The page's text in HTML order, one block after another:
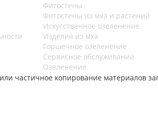
Фитостены
Фитостены из мха и растений
Искусственное озеленение
Изделия из мха
Горшечное озеленение
Сервисное обслуживание
Озеленение
частичное копирование материалов